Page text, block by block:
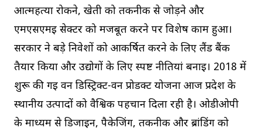
आत्महत्या रोकने, खेती को तकनीक से जोड़ने और
एमएसएमई सेक्टर को मजबूत करने पर विशेष काम हुआ।
सरकार ने बड़े निवेशों को आकर्षित करने के लिए लैंड बैंक
तैयार किया और उद्योगों के लिए स्पष्ट नीतियां बनाई। 2018 में
शुरू की गई वन डिस्ट्रिक्ट-वन प्रोडक्ट योजना आज प्रदेश के
स्थानीय उत्पादों को वैश्विक पहचान दिला रही है। ओडीओपी
के माध्यम से डिजाइन, पैकेजिंग, तकनीक और ब्रांडिंग को